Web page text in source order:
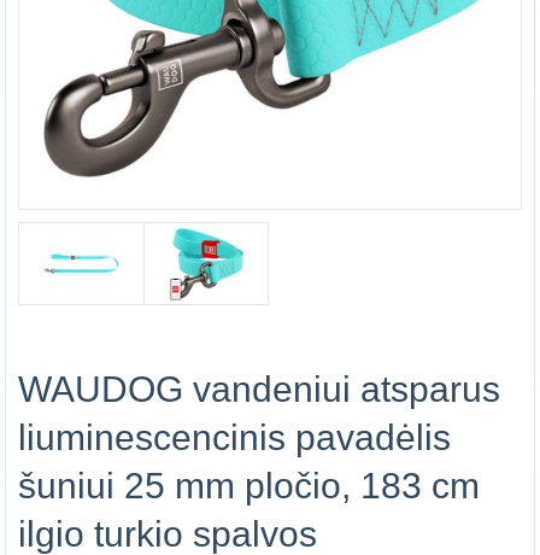
WAUDOG vandeniui atsparus
liuminescencinis pavadėlis
šuniui 25 mm pločio, 183 cm
ilgio turkio spalvos